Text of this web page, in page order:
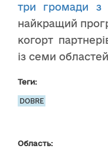
три громади з
найкращий
когорт
із семи
Теги:
DOBRE
Область: